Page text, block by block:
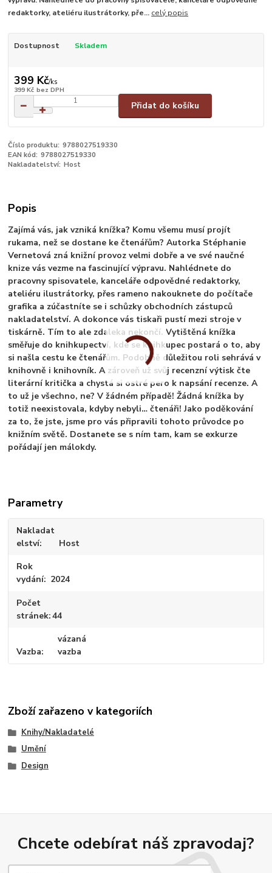
redaktorky, ateliéru ilustrátorky, pře... celý popis
Dostupnost Skladem
399 Kč/ks
399 Kč bez DPH
Přidat do košíku
Číslo produktu: 9788027519330
EAN kód: 9788027519330
Nakladatelství: Host
Popis
Zajímá vás, jak vzniká knížka? Komu všemu musí projít
rukama, než se dostane ke čtenářům? Autorka Stéphanie
Vernetová zná knižní provoz velmi dobře a ve své naučné
knize vás vezme na fascinující výpravu. Nahlédnete do
pracovny spisovatele, kanceláře odpovědné redaktorky,
ateliéru ilustrátorky, přes rameno nakouknete do počítače
grafika a zúčastníte se i schůzky obchodních zástupců
nakladatelství. A dokonce vás tiskaři pustí mezi stroje v
tiskárně. Tím to ale zdaleka nekončí. Vytištěná knížka
směřuje do knihkupectví, kde se knihkupec postará o to, aby
si našla cestu ke čtenářům. Podobně důležitou roli sehrává v
knihovně i knihovník. A zároveň už svůj recenzní výtisk čte
literární kritička a chystá si ostré pero k napsání recenze. A
to už je všechno, ne? V žádném případě! Žádná knížka by
totiž neexistovala, kdyby nebyli… čtenáři! Jako poděkování
za to, že jste, jsme pro vás připravili tohoto průvodce po
knižním světě. Dostanete se s ním tam, kam se exkurze
pořádají jen málokdy.
Parametry
Nakladat
elství
Host
Rok
vydání
2024
Počet
stránek 44
Vazba
vázaná
vazba
Zboží zařazeno v kategoriích
Knihy/Nakladatelé
Umění
Design
Chcete odebírat náš zpravodaj?